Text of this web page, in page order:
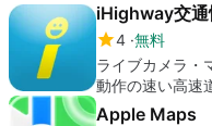
iHighway交通
4 無料
ライブカメラ・
動作の速い高速
Apple Maps